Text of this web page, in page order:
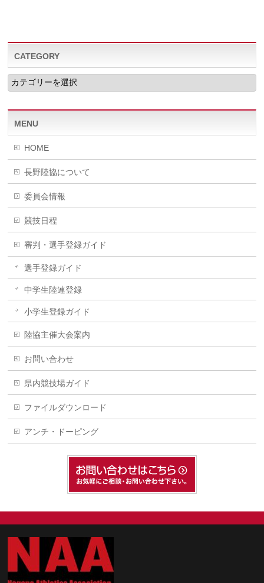
CATEGORY
CATEGORY
MENU
HOME
長野陸協について
委員会情報
競技日程
審判・選手登録ガイド
選手登録ガイド
中学生陸連登録
小学生登録ガイド
陸協主催大会案内
お問い合わせ
県内競技場ガイド
ファイルダウンロード
アンチ・ドーピング